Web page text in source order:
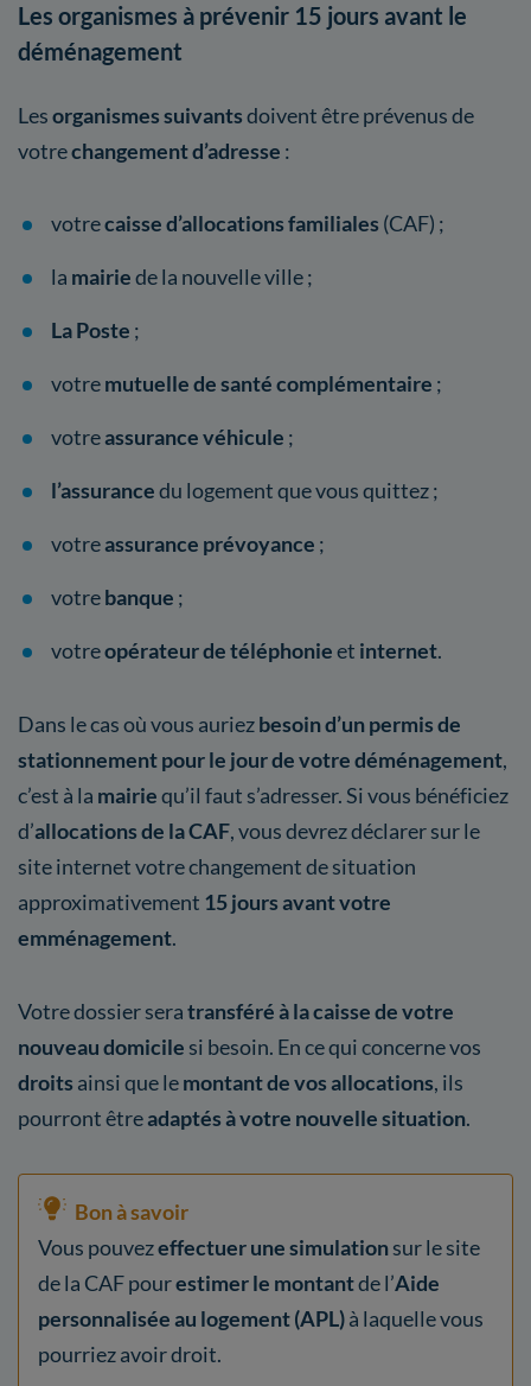
Les organismes à prévenir 15 jours avant le
déménagement
Lesorganismes suivantsdoivent être prévenus de
votrechangement d’adresse :
votrecaisse d’allocations familiales (CAF) ;
la mairiede la nouvelle ville ;
La Poste ;
votremutuelle de santé complémentaire ;
votreassurance véhicule ;
l’assurancedu logement que vous quittez ;
votreassurance prévoyance ;
votrebanque ;
votreopérateur de téléphonieet internet.
Dans le cas où vous auriezbesoin d’un permis de
stationnement pour le jour de votre déménagement,
c’est à la mairiequ’il faut s’adresser. Si vous bénéficiez
d’allocations de la CAF, vous devrez déclarer sur le
site internet votre changement de situation
approximativement 15 jours avant votre
emménagement.
Votre dossier seratransféré à la caisse de votre
nouveau domicile si besoin. En ce qui concerne vos
droits ainsi que lemontant de vos allocations, ils
pourront êtreadaptés à votre nouvelle situation.
Bon à savoir
Vous pouvezeffectuer une simulationsur le site
de la CAF pourestimer le montantde l’Aide
personnalisée au logement (APL)à laquelle vous
pourriez avoir droit.